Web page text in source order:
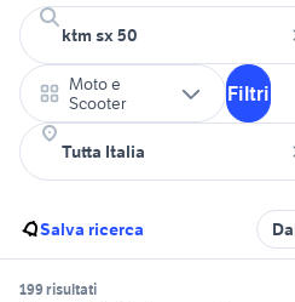
Moto e
Scooter
Filtri
Salva ricerca
199 risultati